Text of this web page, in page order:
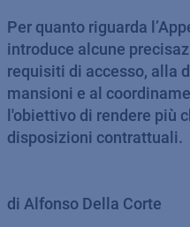
Per quanto riguarda
introduce alcune
requisiti di accesso, alla
mansioni e al
l'obiettivo di rendere più
disposizioni contrattuali.
di Alfonso Della Corte